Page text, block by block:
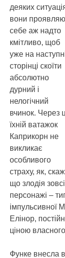
деяких
вони
себе аж надто
кмітливо, щоб
уже на
сторінці скоїти
абсолютно
дурний і
нелогічний
вчинок. Через
їхній ватажок
Каприкорн не
викликає
особливого
страху, як,
що злодія
персонажі –
імпульсивної
Елінор,
ціною
Функе внесла в